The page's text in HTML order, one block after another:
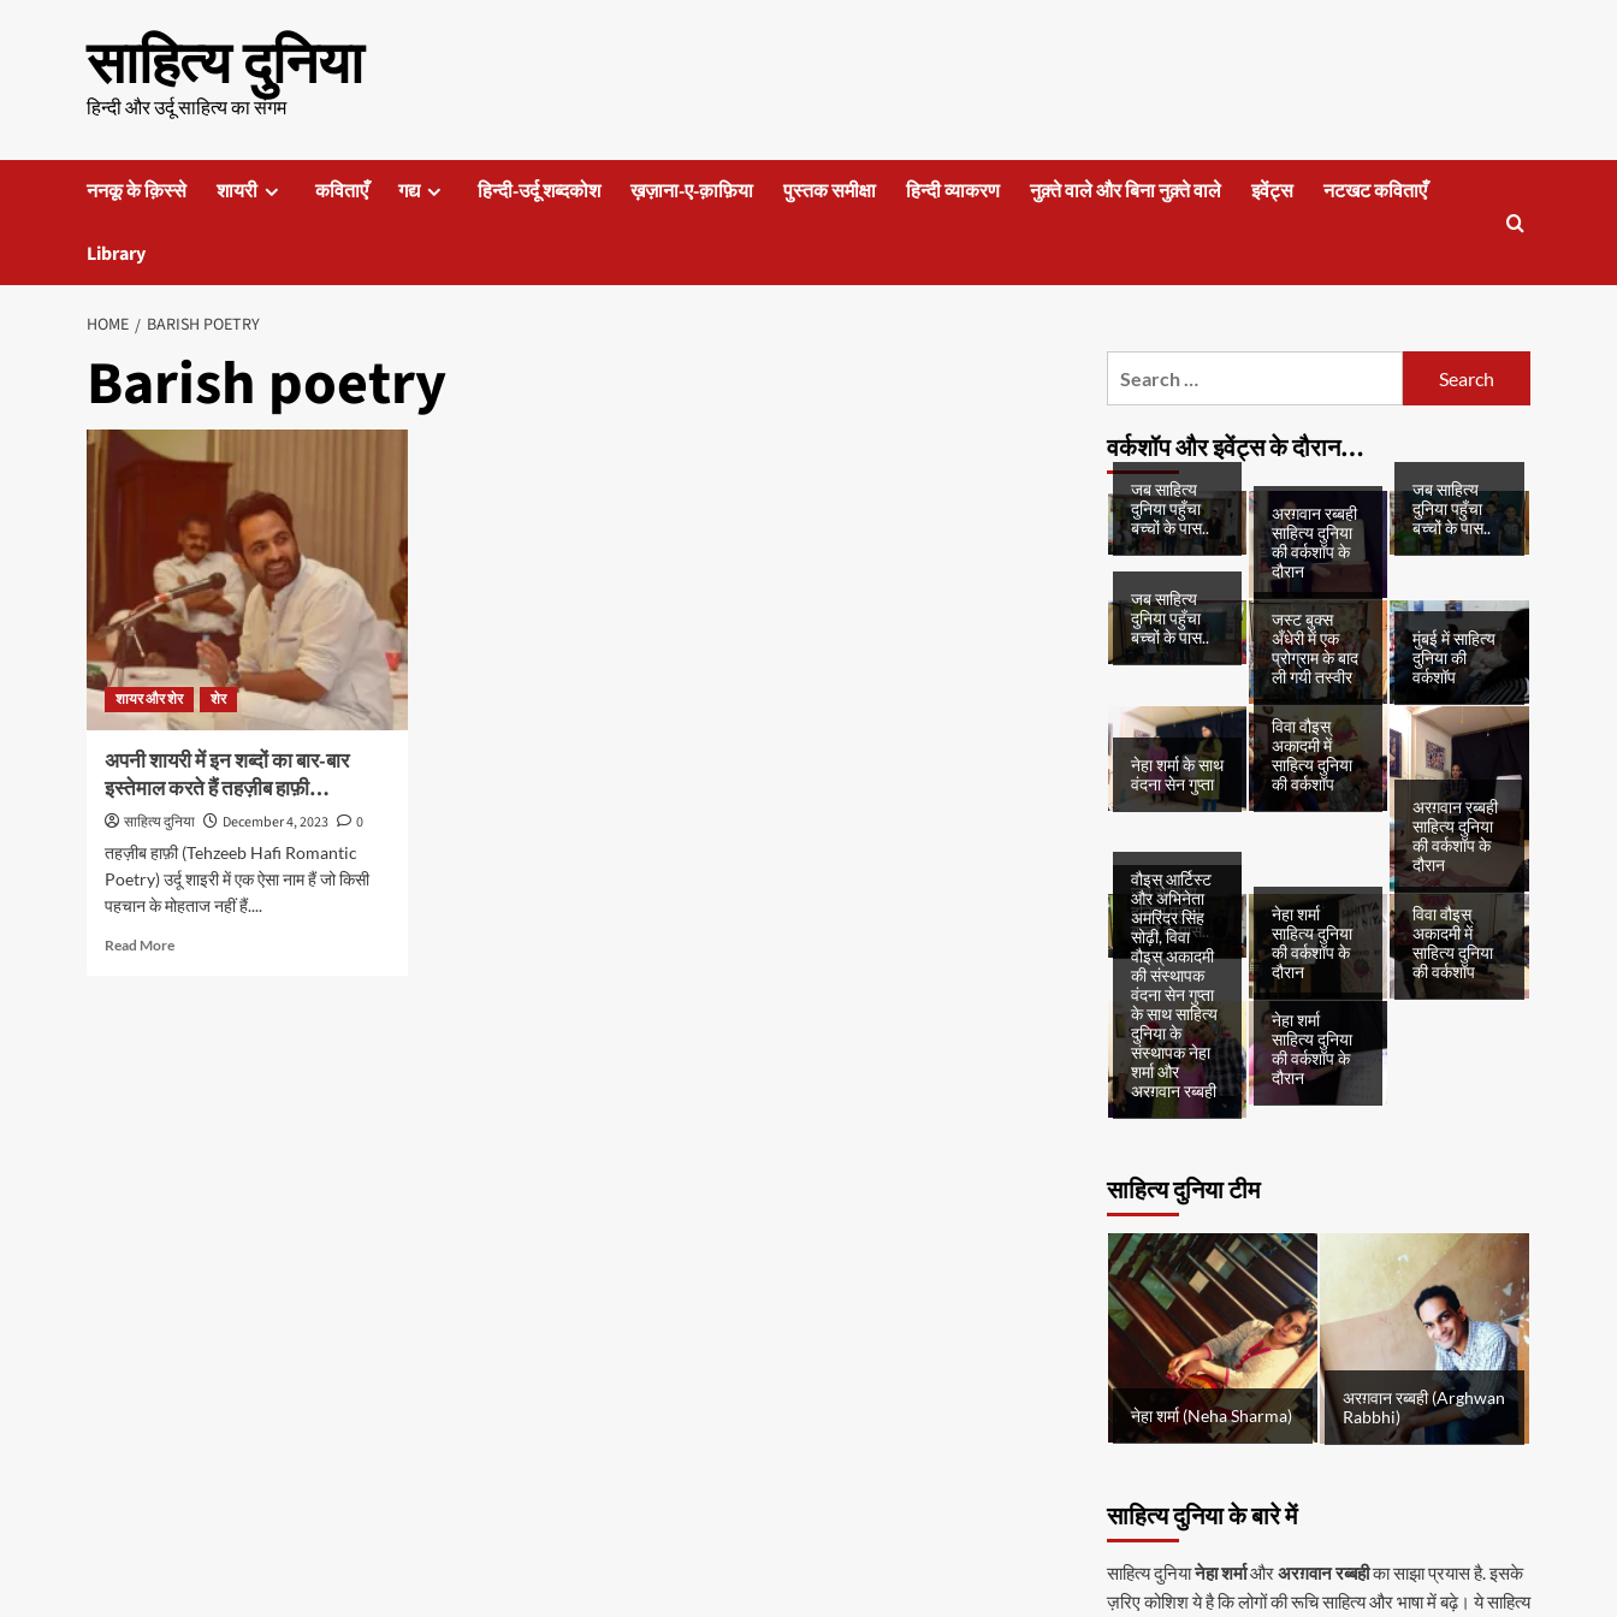
साहित्य दुनिया
हिन्दी और उर्दू साहित्य का संगम
ननकू के क़िस्से शायरी कविताएँ गद्य हिन्दी-उर्दू शब्दकोश ख़ज़ाना-ए-क़ाफ़िया पुस्तक समीक्षा हिन्दी व्याकरण नुक़्ते वाले और बिना नुक़्ते वाले इवेंट्स नटखट कविताएँ
Library
HOME BARISH POETRY
Barish poetry
शायर और शेर शेर
अपनी शायरी में इन शब्दों का बार-बार
इस्तेमाल करते हैं तहज़ीब हाफ़ी…
साहित्य दुनिया December 4, 2023
0
तहज़ीब हाफ़ी (Tehzeeb Hafi Romantic
Poetry) उर्दू शाइरी में एक ऐसा नाम हैं जो किसी
पहचान के मोहताज नहीं हैं....
Read MoreRead
वर्कशॉप और इवेंट्स के दौरान…
जब साहित्य
दुनिया पहुँचा
बच्चों के पास..
अरग़वान रब्बही
साहित्य दुनिया
की वर्कशॉप के
दौरान
जब साहित्य
दुनिया पहुँचा
बच्चों के पास..
जब साहित्य
दुनिया पहुँचा
बच्चों के पास..
जस्ट बुक्स
अँधेरी में एक
प्रोग्राम के बाद
ली गयी तस्वीर
मुंबई में साहित्य
दुनिया की
वर्कशॉप
नेहा शर्मा के साथ
वंदना सेन गुप्ता
विवा वौइस्
अकादमी में
साहित्य दुनिया
की वर्कशॉप
अरग़वान रब्बही
साहित्य दुनिया
की वर्कशॉप के
दौरान
जब साहित्य
दुनिया पहुँचा
बच्चों के पास..
नेहा शर्मा
साहित्य दुनिया
की वर्कशॉप के
दौरान
विवा वौइस्
अकादमी में
साहित्य दुनिया
की वर्कशॉप
वौइस् आर्टिस्ट
और अभिनेता
अमरिंदर सिंह
सोढ़ी, विवा
वौइस् अकादमी
की संस्थापक
वंदना सेन गुप्ता
के साथ साहित्य
दुनिया के
संस्थापक नेहा
शर्मा और
अरग़वान रब्बही
नेहा शर्मा
साहित्य दुनिया
की वर्कशॉप के
दौरान
साहित्य दुनिया टीम
नेहा शर्मा (Neha Sharma)
अरग़वान रब्बही (Arghwan
Rabbhi)
साहित्य दुनिया के बारे में
साहित्य दुनियानेहा शर्माऔरअरग़वान रब्बहीका साझा प्रयास है. इसके
ज़रिए कोशिश ये है कि लोगों की रूचि साहित्य और भाषा में बढ़े। ये साहित्य